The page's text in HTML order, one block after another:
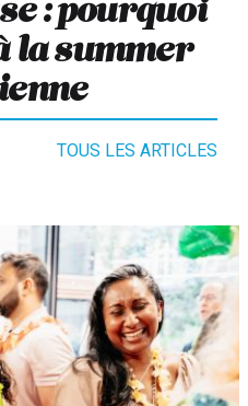
la summer
TOUS LES ARTICLES